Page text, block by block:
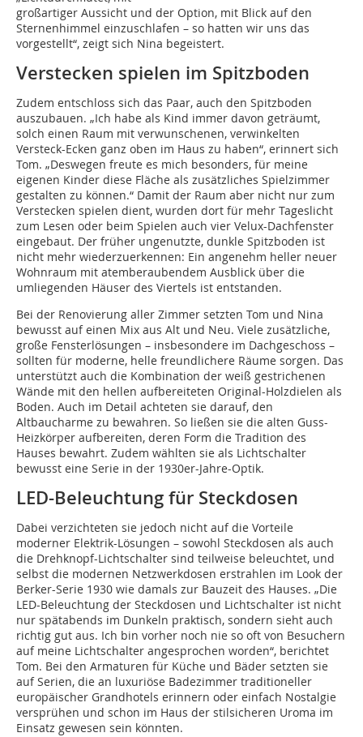
großartiger Aussicht und der Option, mit Blick auf den
Sternenhimmel einzuschlafen – so hatten wir uns das
vorgestellt“, zeigt sich Nina begeistert.
Verstecken spielen im Spitzboden
Zudem entschloss sich das Paar, auch den Spitzboden
auszubauen. „Ich habe als Kind immer davon geträumt,
solch einen Raum mit verwunschenen, verwinkelten
Versteck-Ecken ganz oben im Haus zu haben“, erinnert sich
Tom. „Deswegen freute es mich besonders, für meine
eigenen Kinder diese Fläche als zusätzliches Spielzimmer
gestalten zu können.“ Damit der Raum aber nicht nur zum
Verstecken spielen dient, wurden dort für mehr Tageslicht
zum Lesen oder beim Spielen auch vier Velux-Dachfenster
eingebaut. Der früher ungenutzte, dunkle Spitzboden ist
nicht mehr wiederzuerkennen: Ein angenehm heller neuer
Wohnraum mit atemberaubendem Ausblick über die
umliegenden Häuser des Viertels ist entstanden.
Bei der Renovierung aller Zimmer setzten Tom und Nina
bewusst auf einen Mix aus Alt und Neu. Viele zusätzliche,
große Fensterlösungen – insbesondere im Dachgeschoss –
sollten für moderne, helle freundlichere Räume sorgen. Das
unterstützt auch die Kombination der weiß gestrichenen
Wände mit den hellen aufbereiteten Original-Holzdielen als
Boden. Auch im Detail achteten sie darauf, den
Altbaucharme zu bewahren. So ließen sie die alten Guss-
Heizkörper aufbereiten, deren Form die Tradition des
Hauses bewahrt. Zudem wählten sie als Lichtschalter
bewusst eine Serie in der 1930er-Jahre-Optik.
LED-Beleuchtung für Steckdosen
Dabei verzichteten sie jedoch nicht auf die Vorteile
moderner Elektrik-Lösungen – sowohl Steckdosen als auch
die Drehknopf-Lichtschalter sind teilweise beleuchtet, und
selbst die modernen Netzwerkdosen erstrahlen im Look der
Berker-Serie 1930 wie damals zur Bauzeit des Hauses. „Die
LED-Beleuchtung der Steckdosen und Lichtschalter ist nicht
nur spätabends im Dunkeln praktisch, sondern sieht auch
richtig gut aus. Ich bin vorher noch nie so oft von Besuchern
auf meine Lichtschalter angesprochen worden“, berichtet
Tom. Bei den Armaturen für Küche und Bäder setzten sie
auf Serien, die an luxuriöse Badezimmer traditioneller
europäischer Grandhotels erinnern oder einfach Nostalgie
versprühen und schon im Haus der stilsicheren Uroma im
Einsatz gewesen sein könnten.